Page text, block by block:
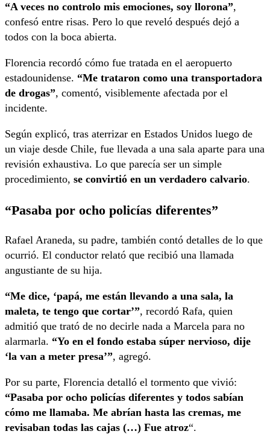
“A veces no controlo mis emociones, soy llorona”,
confesó entre risas. Pero lo que reveló después dejó a
todos con la boca abierta.
Florencia recordó cómo fue tratada en el aeropuerto
estadounidense. “Me trataron como una transportadora
de drogas”, comentó, visiblemente afectada por el
incidente.
Según explicó, tras aterrizar en Estados Unidos luego de
un viaje desde Chile, fue llevada a una sala aparte para una
revisión exhaustiva. Lo que parecía ser un simple
procedimiento, se convirtió en un verdadero calvario.
“Pasaba por ocho policías diferentes”
Rafael Araneda, su padre, también contó detalles de lo que
ocurrió. El conductor relató que recibió una llamada
angustiante de su hija.
“Me dice, ‘papá, me están llevando a una sala, la
maleta, te tengo que cortar’”, recordó Rafa, quien
admitió que trató de no decirle nada a Marcela para no
alarmarla. “Yo en el fondo estaba súper nervioso, dije
‘la van a meter presa’”, agregó.
Por su parte, Florencia detalló el tormento que vivió:
“Pasaba por ocho policías diferentes y todos sabían
cómo me llamaba. Me abrían hasta las cremas, me
revisaban todas las cajas (…) Fue atroz“.